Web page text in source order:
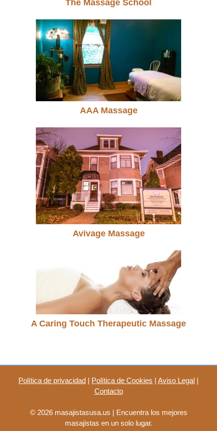
The Massage School
AAA Massage
Avivage Massage
A Caring Touch Therapeutic Massage
Política de privacidad | Política de Cookies | Aviso Legal |
Contacto
© 2026 masajistasusa.us | Encuentra los mejores
masajistas en un solo lugar.